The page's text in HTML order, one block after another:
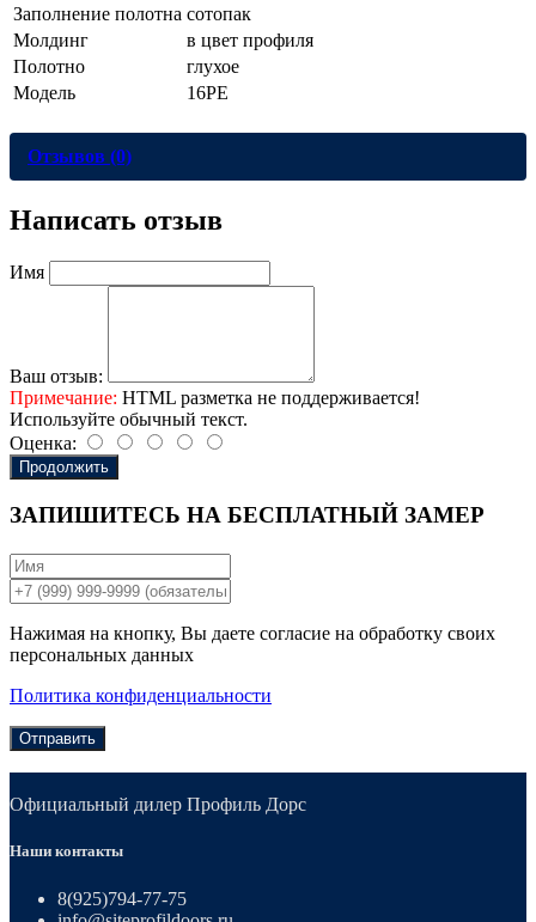
Заполнение полотна сотопак
Молдинг
в цвет профиля
Полотно
глухое
Модель
16PE
Отзывов (0)
Написать отзыв
Имя
Ваш отзыв:
Примечание: HTML разметка не поддерживается!
Используйте обычный текст.
Оценка:
Продолжить
ЗАПИШИТЕСЬ НА БЕСПЛАТНЫЙ ЗАМЕР
Нажимая на кнопку, Вы даете согласие на обработку своих
персональных данных
Политика конфиденциальности
Отправить
Официальный дилер Профиль Дорс
Наши контакты
8(925)794-77-75